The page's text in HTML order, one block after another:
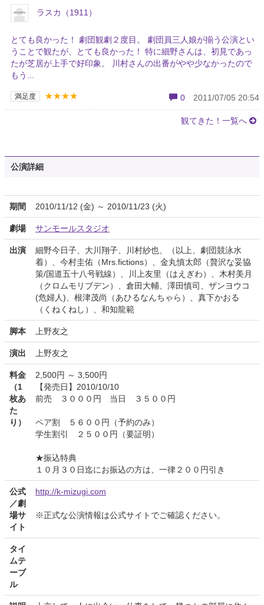
ラスカ（1911）
とても良かった！ 劇団観劇２度目。 劇団員三人娘が揃う公演とい
うことで観たが、とても良かった！ 特に細野さんは、初見であっ
たが芝居が上手で好印象。 川村さんの出番がやや少なかったので
もう...
満足度 ★★★★ 0 2011/07/05 20:54
観てきた！一覧へ
公演詳細
期間 2010/11/12 (金) ～ 2010/11/23 (火)
劇場 サンモールスタジオ
出演
細野今日子、大川翔子、川村紗也、（以上、劇団競泳水
着）、今村圭佑（Mrs.fictions）、金丸慎太郎（贅沢な妥協
策/国道五十八号戦線）、川上友里（はえぎわ）、木村美月
（クロムモリブデン）、倉田大輔、澤田慎司、ザンヨウコ
(危婦人)、根津茂尚（あひるなんちゃら）、真下かおる
（くねくねし）、和知龍範
脚本 上野友之
演出 上野友之
料金
（1
枚あ
た
り）
2,500円 ～ 3,500円
【発売日】2010/10/10
前売 ３０００円 当日 ３５００円
ペア割 ５６００円（予約のみ）
学生割引 ２５００円（要証明）
★振込特典
１０月３０日迄にお振込の方は、一律２００円引き
公式
／劇
場サ
イト
http://k-mizugi.com
※正式な公演情報は公式サイトでご確認ください。
タイ
ムテ
ーブ
ル